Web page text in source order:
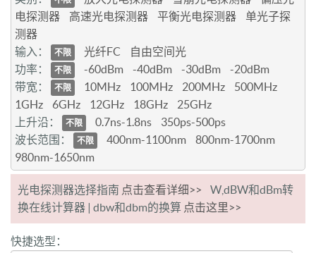
电探测器
高速光电探测器 平衡光电探测器
单光子探
测器
输入：
不限 光纤FC
自由空间光
功率：
不限 -60dBm -40dBm -30dBm
-20dBm
带宽：
不限 10MHz 100MHz 200MHz
500MHz
1GHz
6GHz 12GHz 18GHz
25GHz
上升沿：
不限 0.7ns-1.8ns
350ps-500ps
波长范围：
不限 400nm-1100nm
800nm-1700nm
980nm-1650nm
光电探测器选择指南 点击查看详细>> W,dBW和dBm转
换在线计算器 | dbw和dbm的换算 点击这里>>
快捷选型：